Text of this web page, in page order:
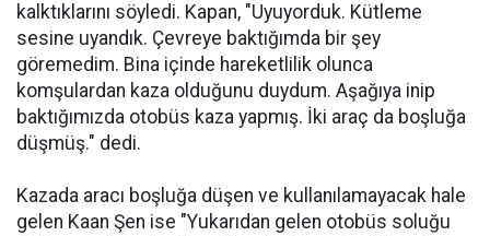
kalktıklarını söyledi. Kapan, "Uyuyorduk. Kütleme
sesine uyandık. Çevreye baktığımda bir şey
göremedim. Bina içinde hareketlilik olunca
komşulardan kaza olduğunu duydum. Aşağıya inip
baktığımızda otobüs kaza yapmış. İki araç da boşluğa
düşmüş." dedi.
Kazada aracı boşluğa düşen ve kullanılamayacak hale
gelen Kaan Şen ise "Yukarıdan gelen otobüs soluğu